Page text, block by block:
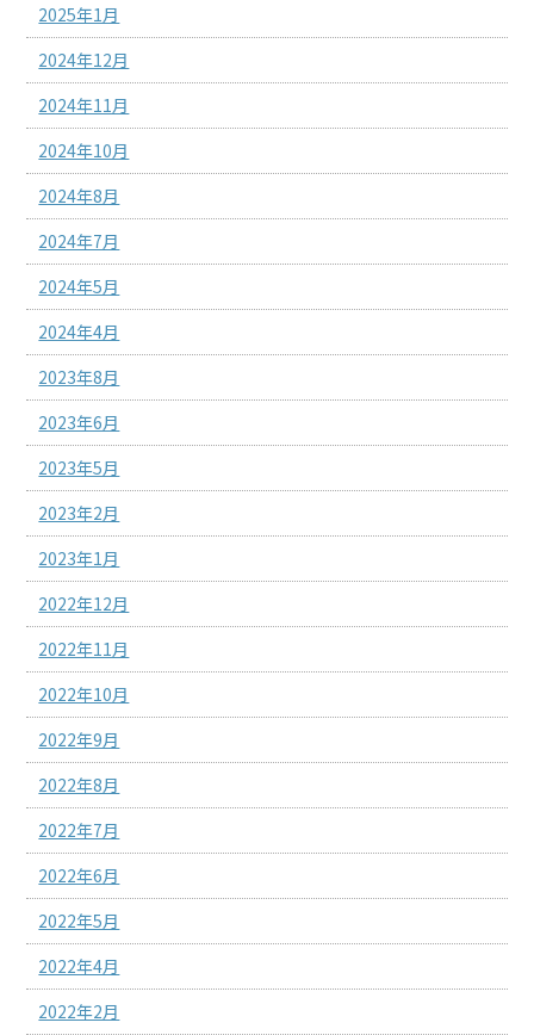
2025年1月
2024年12月
2024年11月
2024年10月
2024年8月
2024年7月
2024年5月
2024年4月
2023年8月
2023年6月
2023年5月
2023年2月
2023年1月
2022年12月
2022年11月
2022年10月
2022年9月
2022年8月
2022年7月
2022年6月
2022年5月
2022年4月
2022年2月